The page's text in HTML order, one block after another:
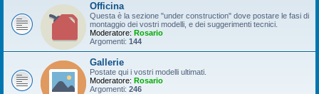
Officina
Questa è la sezione "under construction" dove postare le fasi di
montaggio dei vostri modelli, e dei suggerimenti tecnici.
Moderatore: Rosario
Argomenti: 144
Gallerie
Postate qui i vostri modelli ultimati.
Moderatore: Rosario
Argomenti: 246